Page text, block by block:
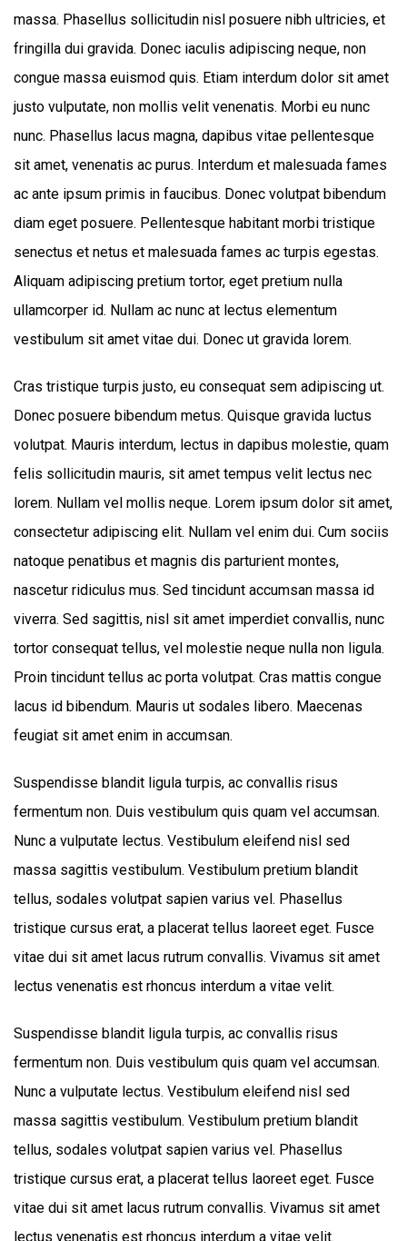
massa. Phasellus sollicitudin nisl posuere nibh ultricies, et
fringilla dui gravida. Donec iaculis adipiscing neque, non
congue massa euismod quis. Etiam interdum dolor sit amet
justo vulputate, non mollis velit venenatis. Morbi eu nunc
nunc. Phasellus lacus magna, dapibus vitae pellentesque
sit amet, venenatis ac purus. Interdum et malesuada fames
ac ante ipsum primis in faucibus. Donec volutpat bibendum
diam eget posuere. Pellentesque habitant morbi tristique
senectus et netus et malesuada fames ac turpis egestas.
Aliquam adipiscing pretium tortor, eget pretium nulla
ullamcorper id. Nullam ac nunc at lectus elementum
vestibulum sit amet vitae dui. Donec ut gravida lorem.
Cras tristique turpis justo, eu consequat sem adipiscing ut.
Donec posuere bibendum metus. Quisque gravida luctus
volutpat. Mauris interdum, lectus in dapibus molestie, quam
felis sollicitudin mauris, sit amet tempus velit lectus nec
lorem. Nullam vel mollis neque. Lorem ipsum dolor sit amet,
consectetur adipiscing elit. Nullam vel enim dui. Cum sociis
natoque penatibus et magnis dis parturient montes,
nascetur ridiculus mus. Sed tincidunt accumsan massa id
viverra. Sed sagittis, nisl sit amet imperdiet convallis, nunc
tortor consequat tellus, vel molestie neque nulla non ligula.
Proin tincidunt tellus ac porta volutpat. Cras mattis congue
lacus id bibendum. Mauris ut sodales libero. Maecenas
feugiat sit amet enim in accumsan.
Suspendisse blandit ligula turpis, ac convallis risus
fermentum non. Duis vestibulum quis quam vel accumsan.
Nunc a vulputate lectus. Vestibulum eleifend nisl sed
massa sagittis vestibulum. Vestibulum pretium blandit
tellus, sodales volutpat sapien varius vel. Phasellus
tristique cursus erat, a placerat tellus laoreet eget. Fusce
vitae dui sit amet lacus rutrum convallis. Vivamus sit amet
lectus venenatis est rhoncus interdum a vitae velit.
Suspendisse blandit ligula turpis, ac convallis risus
fermentum non. Duis vestibulum quis quam vel accumsan.
Nunc a vulputate lectus. Vestibulum eleifend nisl sed
massa sagittis vestibulum. Vestibulum pretium blandit
tellus, sodales volutpat sapien varius vel. Phasellus
tristique cursus erat, a placerat tellus laoreet eget. Fusce
vitae dui sit amet lacus rutrum convallis. Vivamus sit amet
lectus venenatis est rhoncus interdum a vitae velit.